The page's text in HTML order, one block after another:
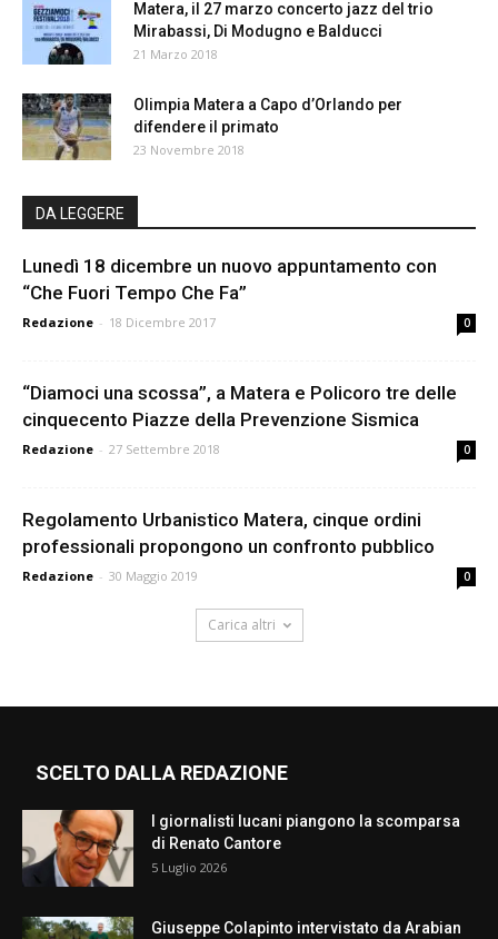
Matera, il 27 marzo concerto jazz del trio
Mirabassi, Di Modugno e Balducci
21 Marzo 2018
Olimpia Matera a Capo d’Orlando per
difendere il primato
23 Novembre 2018
DA LEGGERE
Lunedì 18 dicembre un nuovo appuntamento con
“Che Fuori Tempo Che Fa”
Redazione - 18 Dicembre 2017 0
“Diamoci una scossa”, a Matera e Policoro tre delle
cinquecento Piazze della Prevenzione Sismica
Redazione - 27 Settembre 2018 0
Regolamento Urbanistico Matera, cinque ordini
professionali propongono un confronto pubblico
Redazione - 30 Maggio 2019 0
Carica altri
SCELTO DALLA REDAZIONE
I giornalisti lucani piangono la scomparsa
di Renato Cantore
5 Luglio 2026
Giuseppe Colapinto intervistato da Arabian